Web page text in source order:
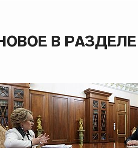
В РАЗДЕЛЕ